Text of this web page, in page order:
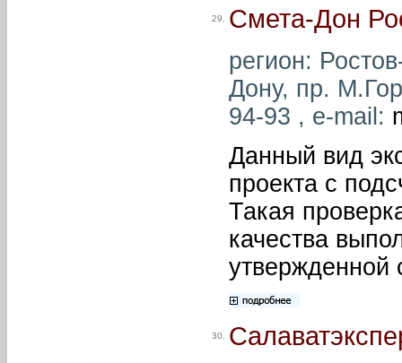
29. Смета-Дон
регион:
Дону, пр.
94-93 , e-mail:
Данный вид
проекта с
Такая
качества
утвержденной
30.